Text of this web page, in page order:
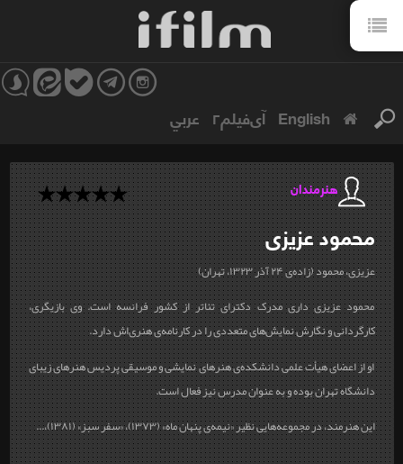
English آی‌فیلم۲ عربي
هنرمندان
محمودعزیزی
عزیزی، محمود (زاده‌ی ۲۴ آذر ۱۳۲۳، تهران)
محمود عزیزی داری مدرک دکترای تئاتر از کشور فرانسه است. وی بازیگری،
کارگردانی و نگارش نمایش‌های متعددی را در کارنامه‌ی هنری‌اش دارد.
او از اعضای هیأت علمی دانشکده‌ی هنرهای نمایشی و موسیقی پردیس هنرهای زیبای
دانشگاه تهران بوده و به عنوان مدرس نیز فعال است.
این هنرمند، در مجموعه‌هایی نظیر «نیمه‌ی پنهان ماه» (۱۳۷۳)، «سفر سبز» (۱۳۸۱)،...